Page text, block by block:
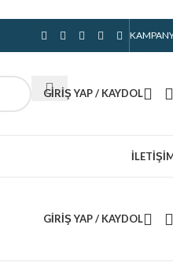
GIRIŞ YAP / KAYDOL
GIRIŞ YAP / KAYDOL